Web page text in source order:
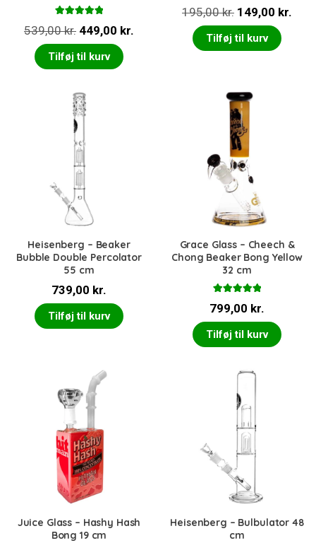
5.00ud af 5
539,00kr. Den
oprindelige
pris
539,00 kr..
449,00 kr.
Tilføj til kurv
195,00kr. Den
oprindelige
pris
149,00 kr.
Tilføj til kurv
Heisenberg – Beaker
Bubble Double Percolator
55 cm
739,00 kr.
Tilføj til kurv
Grace Glass – Cheech &
Chong Beaker Bong Yellow
32 cm
5.00ud af 5
799,00 kr.
Tilføj til kurv
Juice Glass – Hashy Hash
Bong 19 cm
Heisenberg – Bulbulator 48
cm